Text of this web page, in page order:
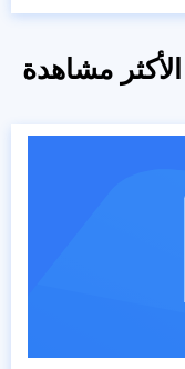
الأكثر مشاهدة